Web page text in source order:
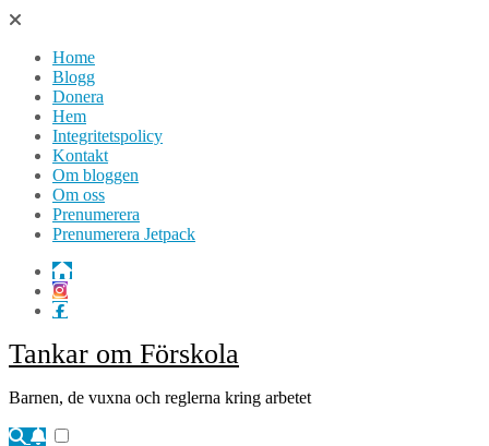
Home
Blogg
Donera
Hem
Integritetspolicy
Kontakt
Om bloggen
Om oss
Prenumerera
Prenumerera Jetpack
Tankar om Förskola
Barnen, de vuxna och reglerna kring arbetet